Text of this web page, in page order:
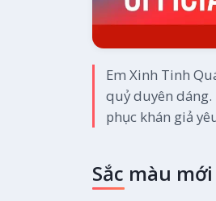
Em Xinh Tinh
quỷ duyên
phục khán giả
Sắc màu